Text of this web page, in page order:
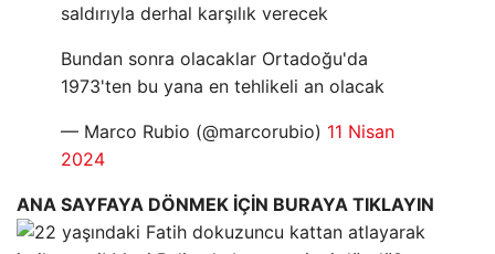
saldırıyla derhal karşılık verecek
Bundan sonra olacaklar Ortadoğu'da
1973'ten bu yana en tehlikeli an olacak
— Marco Rubio (@marcorubio) 11 Nisan
2024
ANA SAYFAYA DÖNMEK İÇİN BURAYA TIKLAYIN